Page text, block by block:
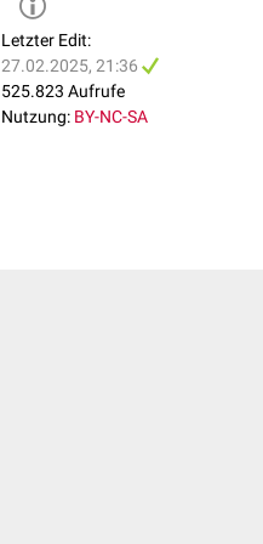
Letzter Edit:
27.02.2025, 21:36
525.823 Aufrufe
Nutzung: BY-NC-SA